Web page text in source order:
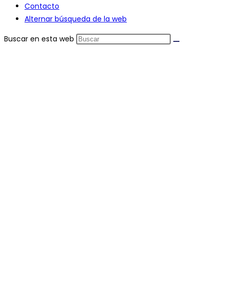
Contacto
Alternar búsqueda de la web
Buscar en esta web